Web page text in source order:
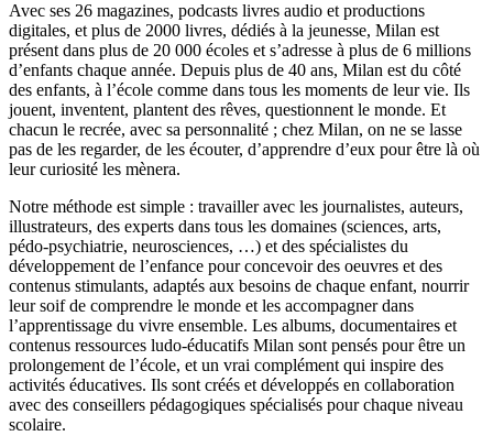
Avec ses 26 magazines, podcasts livres audio et productions
digitales, et plus de 2000 livres, dédiés à la jeunesse, Milan est
présent dans plus de 20 000 écoles et s’adresse à plus de 6 millions
d’enfants chaque année. Depuis plus de 40 ans, Milan est du côté
des enfants, à l’école comme dans tous les moments de leur vie. Ils
jouent, inventent, plantent des rêves, questionnent le monde. Et
chacun le recrée, avec sa personnalité ; chez Milan, on ne se lasse
pas de les regarder, de les écouter, d’apprendre d’eux pour être là où
leur curiosité les mènera.
Notre méthode est simple : travailler avec les journalistes, auteurs,
illustrateurs, des experts dans tous les domaines (sciences, arts,
pédo-psychiatrie, neurosciences, …) et des spécialistes du
développement de l’enfance pour concevoir des oeuvres et des
contenus stimulants, adaptés aux besoins de chaque enfant, nourrir
leur soif de comprendre le monde et les accompagner dans
l’apprentissage du vivre ensemble. Les albums, documentaires et
contenus ressources ludo-éducatifs Milan sont pensés pour être un
prolongement de l’école, et un vrai complément qui inspire des
activités éducatives. Ils sont créés et développés en collaboration
avec des conseillers pédagogiques spécialisés pour chaque niveau
scolaire.